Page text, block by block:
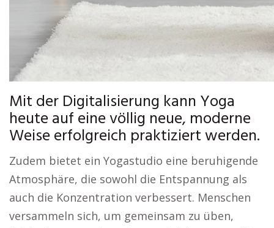
Mit der Digitalisierung kann Yoga
heute auf eine völlig neue, moderne
Weise erfolgreich praktiziert werden.
Zudem bietet ein Yogastudio eine beruhigende
Atmosphäre, die sowohl die Entspannung als
auch die Konzentration verbessert. Menschen
versammeln sich, um gemeinsam zu üben,